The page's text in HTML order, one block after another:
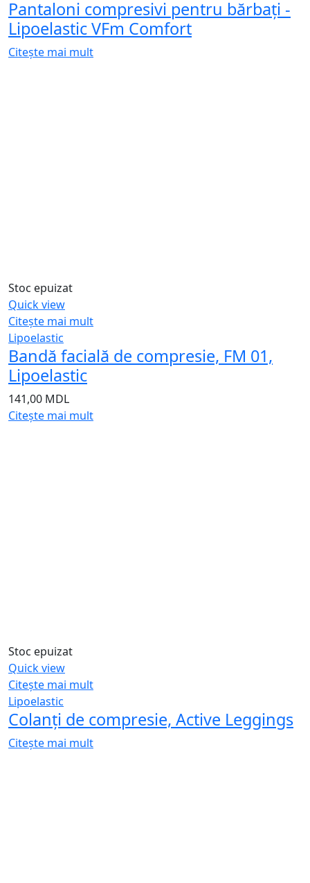
Pantaloni compresivi pentru bărbați -
Lipoelastic VFm Comfort
Citește mai mult
Stoc epuizat
Quick view
Citește mai mult
Lipoelastic
Bandă facială de compresie, FM 01,
Lipoelastic
141,00 MDL
Citește mai mult
Stoc epuizat
Quick view
Citește mai mult
Lipoelastic
Colanți de compresie, Active Leggings
Citește mai mult